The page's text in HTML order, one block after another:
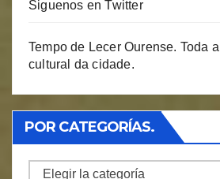
Siguenos en Twitter
Tempo de Lecer Ourense. Toda
cultural da cidade.
POR CATEGORÍAS.
Por